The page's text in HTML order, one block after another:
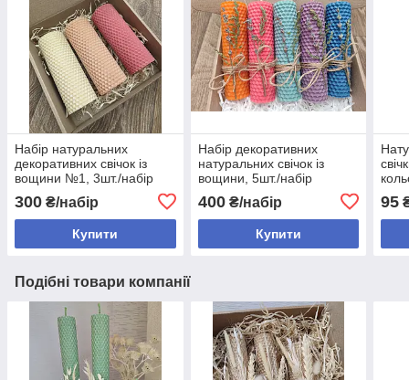
Набір натуральних
декоративних свічок із
вощини №1, 3шт./набір
300 ₴/набір
Купити
Набір декоративних
натуральних свічок із
вощини, 5шт./набір
400₴/набір
Купити
95
Подібні товари компанії